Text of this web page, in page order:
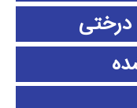
درختی